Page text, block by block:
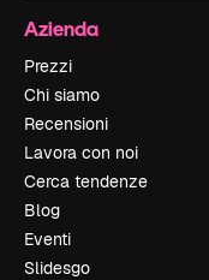
Azienda
Prezzi
Chi siamo
Recensioni
Lavora con noi
Cerca tendenze
Blog
Eventi
Slidesgo